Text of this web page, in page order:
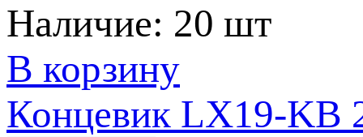
Наличие: 20 шт
В корзину
Концевик LX19-KB